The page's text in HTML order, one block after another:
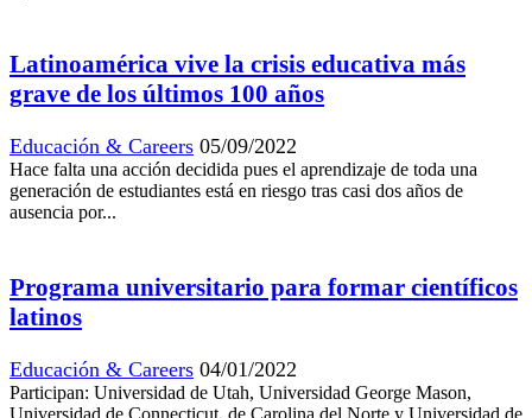
Latinoamérica vive la crisis educativa más
grave de los últimos 100 años
Educación & Careers 05/09/2022
Hace falta una acción decidida pues el aprendizaje de toda una
generación de estudiantes está en riesgo tras casi dos años de
ausencia por...
Programa universitario para formar científicos
latinos
Educación & Careers 04/01/2022
Participan: Universidad de Utah, Universidad George Mason,
Universidad de Connecticut, de Carolina del Norte y Universidad de